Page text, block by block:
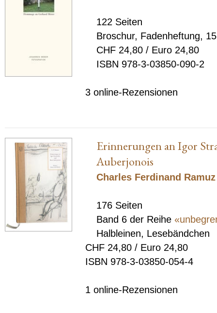
122 Seiten
Broschur, Fadenheftung,
CHF 24,80 / Euro 24,80
ISBN 978-3-03850-090-2
3 online-Rezensionen
Erinnerungen an Igor
Auberjonois
Charles Ferdinand Ramuz
176 Seiten
Band 6 der Reihe
Halbleinen, Lesebändchen
CHF 24,80 / Euro 24,80
ISBN 978-3-03850-054-4
1 online-Rezensionen